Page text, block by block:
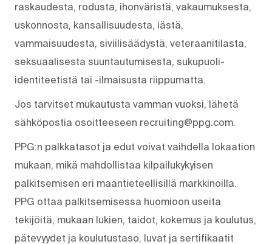
raskaudesta, rodusta, ihonväristä, vakaumuksesta,
uskonnosta, kansallisuudesta, iästä,
vammaisuudesta, siviilisäädystä, veteraanitilasta,
seksuaalisesta suuntautumisesta, sukupuoli-
identiteetistä tai -ilmaisusta riippumatta.
Jos tarvitset mukautusta vamman vuoksi, lähetä
sähköpostia osoitteeseen recruiting@ppg.com.
PPG:n palkkatasot ja edut voivat vaihdella lokaation
mukaan, mikä mahdollistaa kilpailukykyisen
palkitsemisen eri maantieteellisillä markkinoilla.
PPG ottaa palkitsemisessa huomioon useita
tekijöitä, mukaan lukien, taidot, kokemus ja koulutus,
pätevyydet ja koulutustaso, luvat ja sertifikaatit